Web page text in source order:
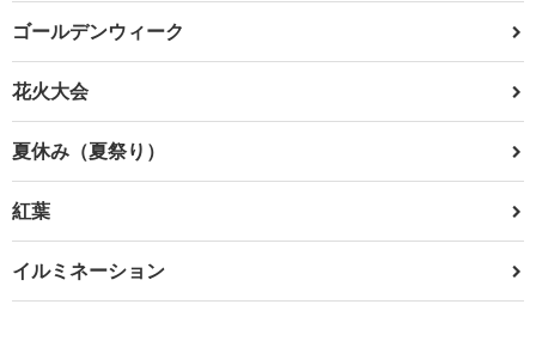
ゴールデンウィーク
花火大会
夏休み（夏祭り）
紅葉
イルミネーション